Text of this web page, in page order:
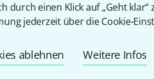
durch einen Klick auf „Geht klar“
jederzeit über die Cookie-
ablehnen Weitere Infos
L 403 B-Stock